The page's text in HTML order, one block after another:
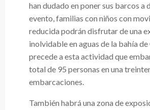
han dudado en poner sus barcos a
evento, familias con niños con
reducida podrán disfrutar de una
inolvidable en aguas de la bahía
precede a esta actividad que
total de 95 personas en una
embarcaciones.
También habrá una zona de